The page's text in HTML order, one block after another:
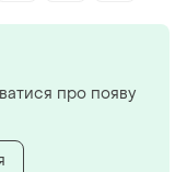
про появу